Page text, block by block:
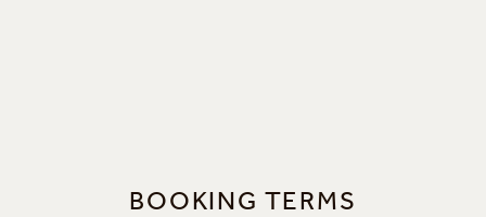
BOOKING TERMS